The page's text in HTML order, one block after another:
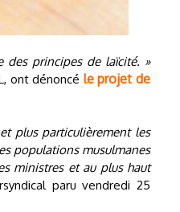
des principes de laïcité. »
ont dénoncé le projet de
plus particulièrement les
populations musulmanes
ministres et au plus haut
paru vendredi 25